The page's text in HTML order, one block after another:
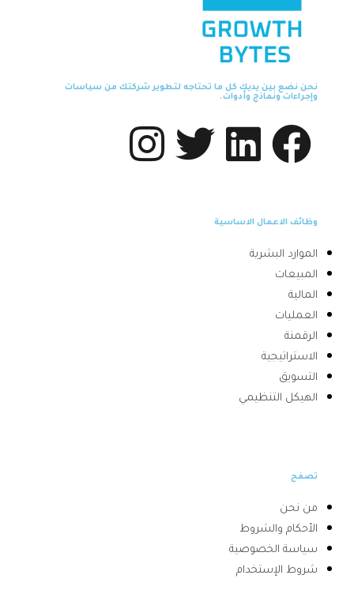
نحن نضع بين يديك كل ما تحتاجه لتطوير شركتك من سياسات
وإجراءات ونماذج وأدوات.
وظائف الاعمال الاساسية
الموارد البشرية
المبيعات
المالية
العمليات
الرقمنة
الاستراتيجية
التسويق
الهيكل التنظيمي
تصفح
من نحن
الأحكام والشروط
سياسة الخصوصية
شروط الإستخدام